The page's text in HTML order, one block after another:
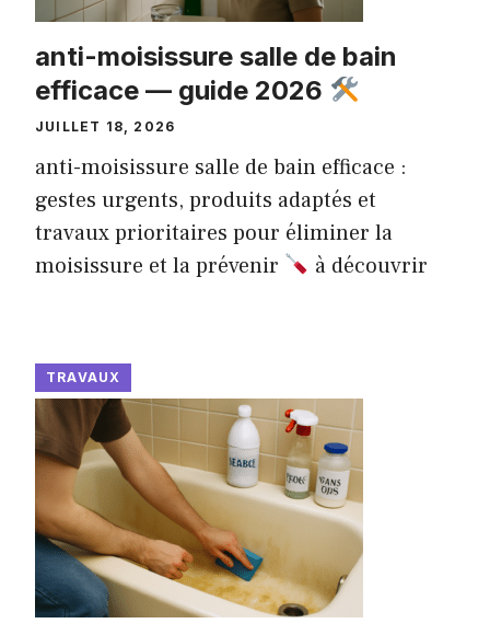
anti-moisissure salle de bain
efficace — guide 2026
JUILLET 18, 2026
anti-moisissure salle de bain efficace :
gestes urgents, produits adaptés et
travaux prioritaires pour éliminer la
moisissure et la prévenir
à découvrir
TRAVAUX